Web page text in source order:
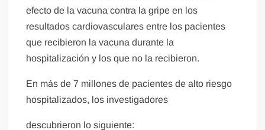
efecto de la vacuna contra la gripe en los
resultados cardiovasculares entre los pacientes
que recibieron la vacuna durante la
hospitalización y los que no la recibieron.
En más de 7 millones de pacientes de alto riesgo
hospitalizados, los investigadores
descubrieron lo siguiente: